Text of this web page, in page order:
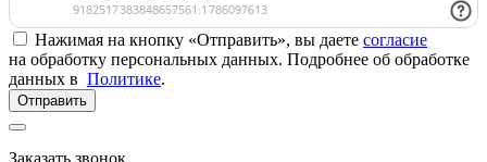
Нажимая на кнопку «Отправить», вы даете согласие
на обработку персональных данных. Подробнее об обработке
данных в Политике.
Отправить
Заказать звонок